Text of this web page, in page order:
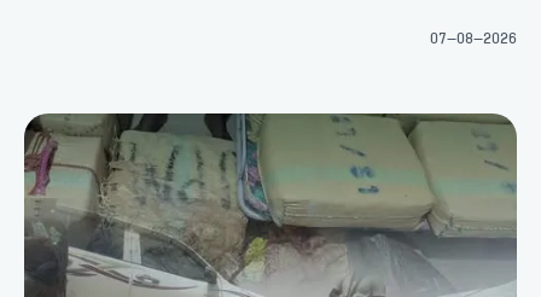
07-08-2026